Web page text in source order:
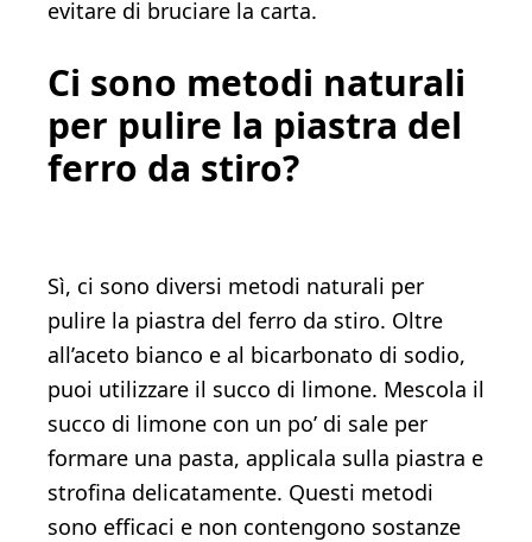
evitare di bruciare la carta.
Ci sono metodi naturali
per pulire la piastra del
ferro da stiro?
Sì, ci sono diversi metodi naturali per
pulire la piastra del ferro da stiro. Oltre
all’aceto bianco e al bicarbonato di sodio,
puoi utilizzare il succo di limone. Mescola il
succo di limone con un po’ di sale per
formare una pasta, applicala sulla piastra e
strofina delicatamente. Questi metodi
sono efficaci e non contengono sostanze